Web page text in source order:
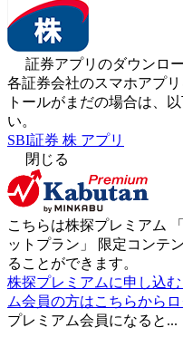
証券アプリのダウンロ
各証券会社のスマホアプ
トールがまだの場合は、
い。
SBI証券 株 アプリ
閉じる
こちらは株探プレミアム 「
ットプラン 」 限定コンテ
ることができます。
株探プレミアムに申し込む
ム会員の方はこちらから
プレミアム会員になると...